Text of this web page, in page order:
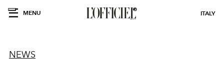
MENU ITALY
NEWS